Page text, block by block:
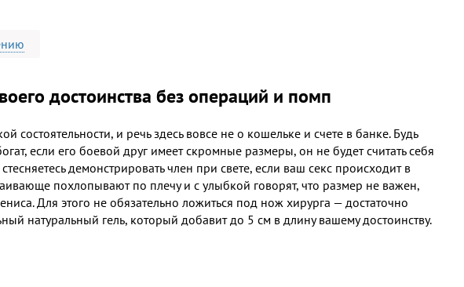
достоинства без операций и помп
состоятельности, и речь здесь вовсе не о кошельке и счете в банке. Будь
если его боевой друг имеет скромные размеры, он не будет считать себя
демонстрировать член при свете, если ваш секс происходит в
похлопывают по плечу и с улыбкой говорят, что размер не важен,
Для этого не обязательно ложиться под нож хирурга — достаточно
натуральный гель, который добавит до 5 см в длину вашему достоинству.